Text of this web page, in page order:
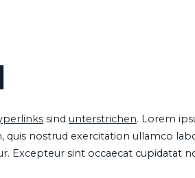
sind unterstrichen. Lorem
nostrud exercitation ullamco
Excepteur sint occaecat